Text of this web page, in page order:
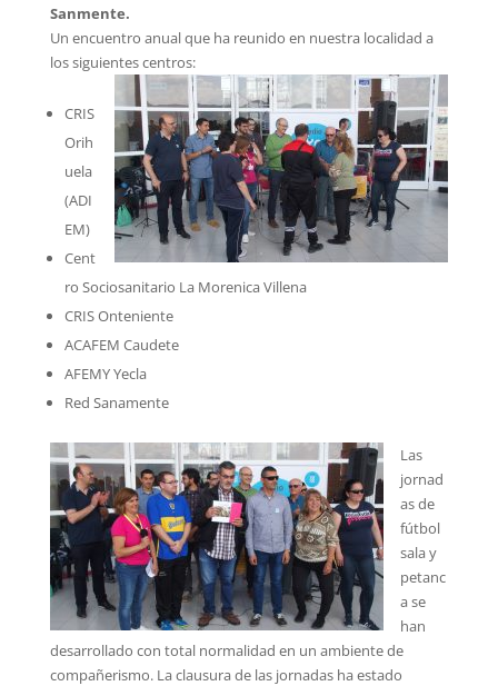
Sanmente.
Un encuentro anual que ha reunido en nuestra localidad a
los siguientes centros:
CRIS
Orih
uela
(ADI
EM)
Cent
ro Sociosanitario La Morenica Villena
CRIS Onteniente
ACAFEM Caudete
AFEMY Yecla
Red Sanamente
Las
jornad
as de
fútbol
sala y
petanc
a se
han
desarrollado con total normalidad en un ambiente de
compañerismo. La clausura de las jornadas ha estado